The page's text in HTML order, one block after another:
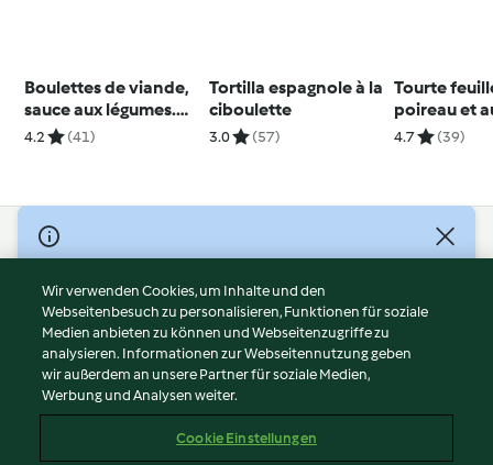
Boulettes de viande,
sauce aux légumes.
Feuilletés aux
4.2 (41)
Tortilla espagnole à la
ciboulette
3.0 (57)
Tourte
poireau et
saumons
4.7 (39)
© Copyright 2026
Nutzungsbedingungen
Datenschutzrichtlinien
Disclaimer
Impressum
Cookies
Abo kündigen
Wir verwenden Cookies, um Inhalte und den
Webseitenbesuch zu personalisieren, Funktionen für soziale
Medien anbieten zu können und Webseitenzugriffe zu
analysieren. Informationen zur Webseitennutzung geben
wir außerdem an unsere Partner für soziale Medien,
Werbung und Analysen weiter.
Cookie Einstellungen